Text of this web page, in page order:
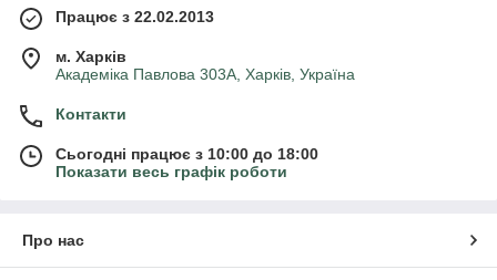
Працює з 22.02.2013
м. Харків
Академіка Павлова 303А, Харків, Україна
Контакти
Сьогодні працює з 10:00 до 18:00
Показати весь графік роботи
Про нас